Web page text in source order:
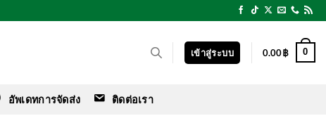
เข้าสู่ระบบ 0.00฿ 0
อัพเดทการจัดส่ง ติดต่อเรา